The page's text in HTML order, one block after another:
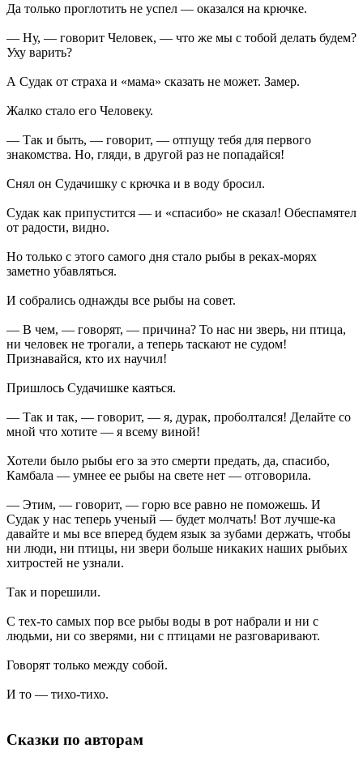
Да только проглотить не успел — оказался на крючке.
— Ну, — говорит Человек, — что же мы с тобой делать будем?
Уху варить?
А Судак от страха и «мама» сказать не может. Замер.
Жалко стало его Человеку.
— Так и быть, — говорит, — отпущу тебя для первого
знакомства. Но, гляди, в другой раз не попадайся!
Снял он Судачишку с крючка и в воду бросил.
Судак как припустится — и «спасибо» не сказал! Обеспамятел
от радости, видно.
Но только с этого самого дня стало рыбы в реках-морях
заметно убавляться.
И собрались однажды все рыбы на совет.
— В чем, — говорят, — причина? То нас ни зверь, ни птица,
ни человек не трогали, а теперь таскают не судом!
Признавайся, кто их научил!
Пришлось Судачишке каяться.
— Так и так, — говорит, — я, дурак, проболтался! Делайте со
мной что хотите — я всему виной!
Хотели было рыбы его за это смерти предать, да, спасибо,
Камбала — умнее ее рыбы на свете нет — отговорила.
— Этим, — говорит, — горю все равно не поможешь. И
Судак у нас теперь ученый — будет молчать! Вот лучше-ка
давайте и мы все вперед будем язык за зубами держать, чтобы
ни люди, ни птицы, ни звери больше никаких наших рыбьих
хитростей не узнали.
Так и порешили.
С тех-то самых пор все рыбы воды в рот набрали и ни с
людьми, ни со зверями, ни с птицами не разговаривают.
Говорят только между собой.
И то — тихо-тихо.
Сказки по авторам